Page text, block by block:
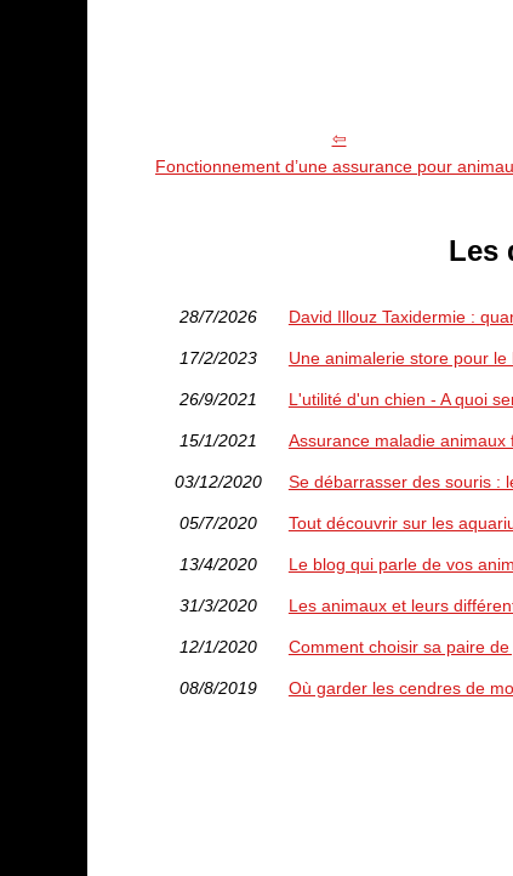
Fonctionnement d’une assurance pour
Les
28/7/2026 David Illouz Taxidermie :
17/2/2023 Une animalerie store pour
26/9/2021 L'utilité d'un chien - A quoi
15/1/2021 Assurance maladie animaux
03/12/2020 Se débarrasser des souris :
05/7/2020 Tout découvrir sur les
13/4/2020 Le blog qui parle de vos
31/3/2020 Les animaux et leurs
12/1/2020 Comment choisir sa paire
08/8/2019 Où garder les cendres de